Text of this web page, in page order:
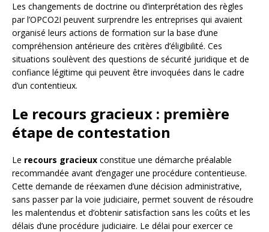
Les changements de doctrine ou d’interprétation des règles
par l’OPCO2I peuvent surprendre les entreprises qui avaient
organisé leurs actions de formation sur la base d’une
compréhension antérieure des critères d’éligibilité. Ces
situations soulèvent des questions de sécurité juridique et de
confiance légitime qui peuvent être invoquées dans le cadre
d’un contentieux.
Le recours gracieux : première
étape de contestation
Le recours gracieux constitue une démarche préalable
recommandée avant d’engager une procédure contentieuse.
Cette demande de réexamen d’une décision administrative,
sans passer par la voie judiciaire, permet souvent de résoudre
les malentendus et d’obtenir satisfaction sans les coûts et les
délais d’une procédure judiciaire. Le délai pour exercer ce